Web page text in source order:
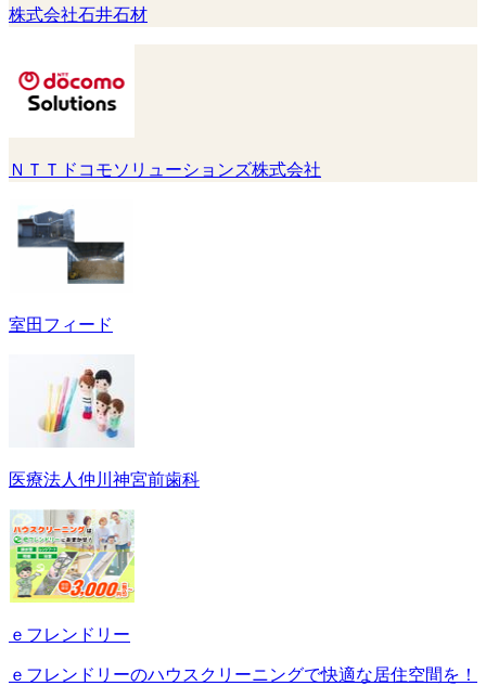
株式会社石井石材
ＮＴＴドコモソリューションズ株式会社
室田フィード
医療法人仲川神宮前歯科
ｅフレンドリー
ｅフレンドリーのハウスクリーニングで快適な居住空間を！